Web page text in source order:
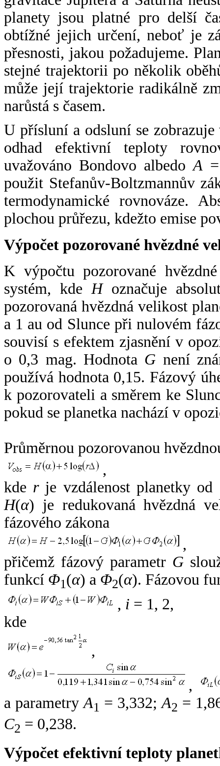
planety jsou platné pro delší
obtížné jejich určení, neboť je
přesnosti, jakou požadujeme.
stejné trajektorii po několik
může její trajektorie radikálně
narůstá s časem.
U přísluní a odsluní se
odhad efektivní teploty
uvažováno Bondovo albedoA
použit Stefanův-Boltzmannův
termodynamické rovnováze.
plochou průřezu, kdežto emise
Výpočet pozorované hvězdné
K výpočtu pozorované
systém, kde Hoznačuje
pozorovaná hvězdná velikost
a 1 au od Slunce při nulovém
souvisí s efektem zjasnění v
o 0,3 mag. Hodnota G není
používá hodnota 0,15. Fázový
k pozorovateli a směrem ke
pokud se planetka nachází v
Průměrnou pozorovanou
,
kde rje vzdálenost planetky od
H(α) je redukovaná hvězdná
fázového zákona
,
přičemž fázový parametr G
funkcí Φ1(α) a Φ2(α). Fázovou
, i = 1, 2,
kde
,
,
a parametryA1 = 3,332;A2 =
C2 = 0,238.
Výpočet efektivní teploty